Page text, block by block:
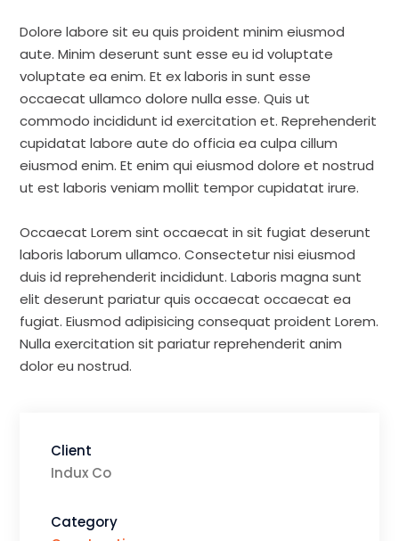
Dolore labore sit eu quis proident minim eiusmod
aute. Minim deserunt sunt esse eu id voluptate
voluptate ea enim. Et ex laboris in sunt esse
occaecat ullamco dolore nulla esse. Quis ut
commodo incididunt id exercitation et. Reprehenderit
cupidatat labore aute do officia ea culpa cillum
eiusmod enim. Et enim qui eiusmod dolore et nostrud
ut est laboris veniam mollit tempor cupidatat irure.
Occaecat Lorem sint occaecat in sit fugiat deserunt
laboris laborum ullamco. Consectetur nisi eiusmod
duis id reprehenderit incididunt. Laboris magna sunt
elit deserunt pariatur quis occaecat occaecat ea
fugiat. Eiusmod adipisicing consequat proident Lorem.
Nulla exercitation sit pariatur reprehenderit anim
dolor eu nostrud.
Client
Indux Co
Category